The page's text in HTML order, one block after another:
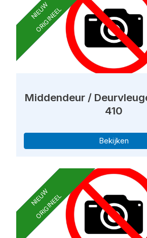
NIEUW
ORIGINEEL
Middendeur /
410
Bekijken
NIEUW
ORIGINEEL